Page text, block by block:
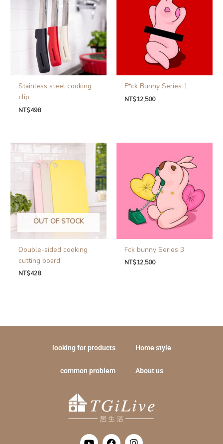
Stainless steel cooking
clip
NT$498
F*ck Bunny Series 1
NT$12,500
OUT OF STOCK
Double-sided cooking
cutting board
NT$428
Fck bunny Series 3
NT$12,500
looking for products Home style
common problem About us
Y F I